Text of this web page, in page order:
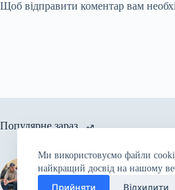
Ми використовуємо файли
найкращий досвід на нашому
Прийняти Відхилити
Щоб відправити коментар вам
Популярне зараз
російські війська
Каховську ГЕС:
Херсон, у зоні ризику 80